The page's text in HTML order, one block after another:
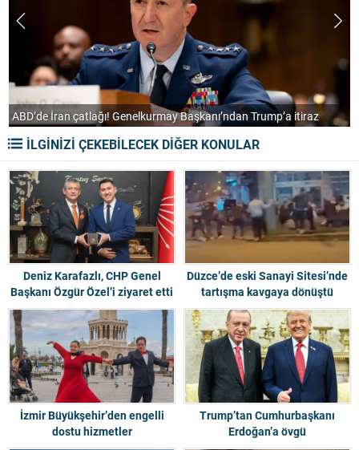
Fenerbahçe, Real Madrid ile anlaştı! Sarı-lacivertlilerde Endrick
bombası
İLGİNİZİ ÇEKEBİLECEK DİĞER KONULAR
Deniz Karafazlı, CHP Genel
Başkanı Özgür Özel’i ziyaret etti
Düzce’de eski Sanayi Sitesi’nde
tartışma kavgaya dönüştü
İzmir Büyükşehir’den engelli
dostu hizmetler
Trump’tan Cumhurbaşkanı
Erdoğan’a övgü